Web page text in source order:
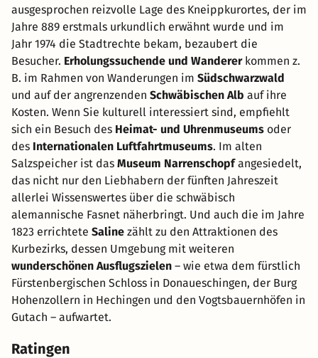
ausgesprochen reizvolle Lage des Kneippkurortes, der im
Jahre 889 erstmals urkundlich erwähnt wurde und im
Jahr 1974 die Stadtrechte bekam, bezaubert die
Besucher. Erholungssuchende und Wandererkommen z.
B. im Rahmen von Wanderungen im Südschwarzwald
und auf der angrenzenden Schwäbischen Alb auf ihre
Kosten. Wenn Sie kulturell interessiert sind, empfiehlt
sich ein Besuch des Heimat- und Uhrenmuseums oder
des Internationalen Luftfahrtmuseums. Im alten
Salzspeicher ist das Museum Narrenschopfangesiedelt,
das nicht nur den Liebhabern der fünften Jahreszeit
allerlei Wissenswertes über die schwäbisch
alemannische Fasnet näherbringt. Und auch die im Jahre
1823 errichtete Saline zählt zu den Attraktionen des
Kurbezirks, dessen Umgebung mit weiteren
wunderschönen Ausflugszielen – wie etwa dem fürstlich
Fürstenbergischen Schloss in Donaueschingen, der Burg
Hohenzollern in Hechingen und den Vogtsbauernhöfen in
Gutach – aufwartet.
Ratingen